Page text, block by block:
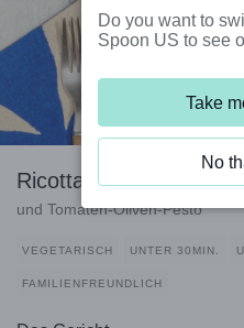
Ricotta-Spinat-Tortelli
und Tomaten-Oliven-Pesto
VEGETARISCH UNTER 30MIN.
FAMILIENFREUNDLICH
Do you want to
Spoon US to see
Take
No